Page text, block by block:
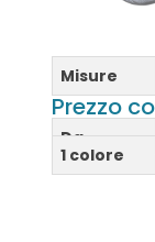
Misure
Prezzo
Da
1 colore